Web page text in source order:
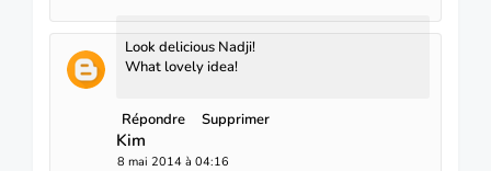
Look delicious Nadji!
What lovely idea!
Répondre Supprimer
Kim
8 mai 2014 à 04:16